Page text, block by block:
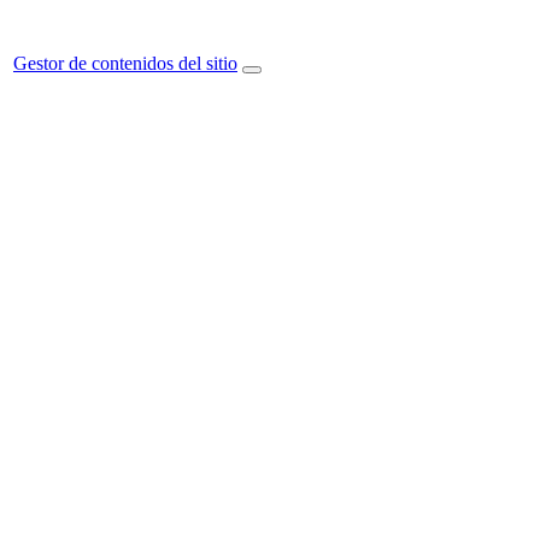
Gestor de contenidos del sitio